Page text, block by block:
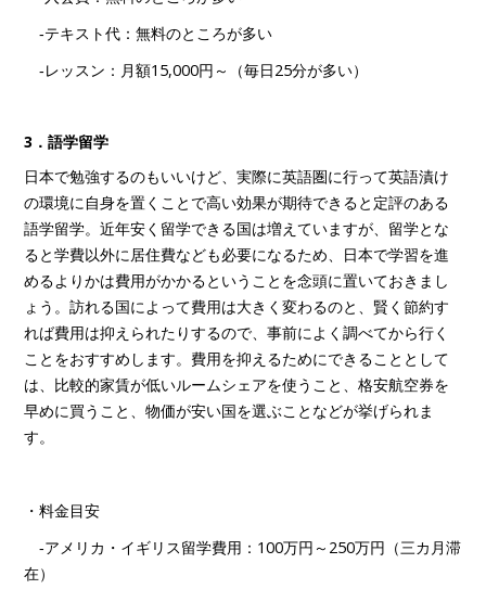
‐テキスト代：無料のところが多い
‐レッスン：月額15,000円～（毎日25分が多い）
3．語学留学
日本で勉強するのもいいけど、実際に英語圏に行って英語漬け
の環境に自身を置くことで高い効果が期待できると定評のある
語学留学。近年安く留学できる国は増えていますが、留学とな
ると学費以外に居住費なども必要になるため、日本で学習を進
めるよりかは費用がかかるということを念頭に置いておきまし
ょう。訪れる国によって費用は大きく変わるのと、賢く節約す
れば費用は抑えられたりするので、事前によく調べてから行く
ことをおすすめします。費用を抑えるためにできることとして
は、比較的家賃が低いルームシェアを使うこと、格安航空券を
早めに買うこと、物価が安い国を選ぶことなどが挙げられま
す。
・料金目安
‐アメリカ・イギリス留学費用：100万円～250万円（三カ月滞
在）